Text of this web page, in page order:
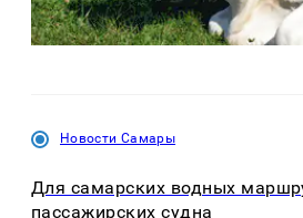
Новости Самары
Для самарских водных
пассажирских судна